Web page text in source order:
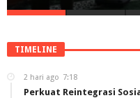
TIMELINE
2 hari ago 7:18
Perkuat Reintegrasi